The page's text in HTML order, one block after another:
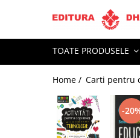
Toate Produsele
CARTI EDITURA DHARANA
OFERTE LA PACHET
Carti cu AUTOGRAF
Dietoterapie
TOATE PRODUSELE
Home / Carti pentru
-